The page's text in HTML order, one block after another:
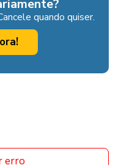
quando quiser.
erro